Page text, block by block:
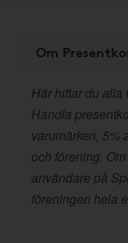
Om
Här hittar du alla
Handla
varumärken, 5%
och förening.
användare på
föreningen hela